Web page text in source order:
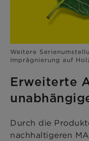
Weitere
Imprägnierung auf
Erweiterte
Durch die
nachhaltigeren